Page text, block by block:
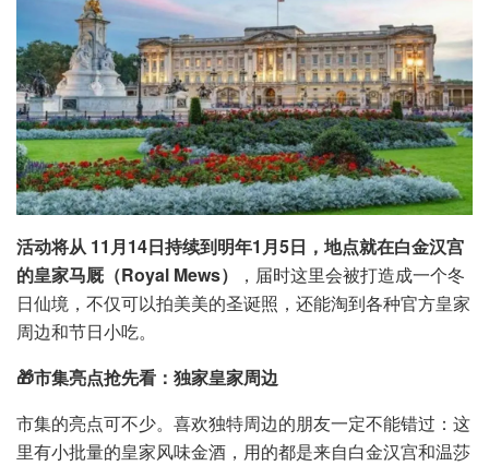
活动将从 11月14日持续到明年1月5日，地点就在白金汉宫
的皇家马厩（Royal Mews）
，届时这里会被打造成一个冬
日仙境，不仅可以拍美美的圣诞照，还能淘到各种官方皇家
周边和节日小吃。
🎁市集亮点抢先看：独家皇家周边
市集的亮点可不少。喜欢独特周边的朋友一定不能错过：这
里有小批量的皇家风味金酒，用的都是来自白金汉宫和温莎